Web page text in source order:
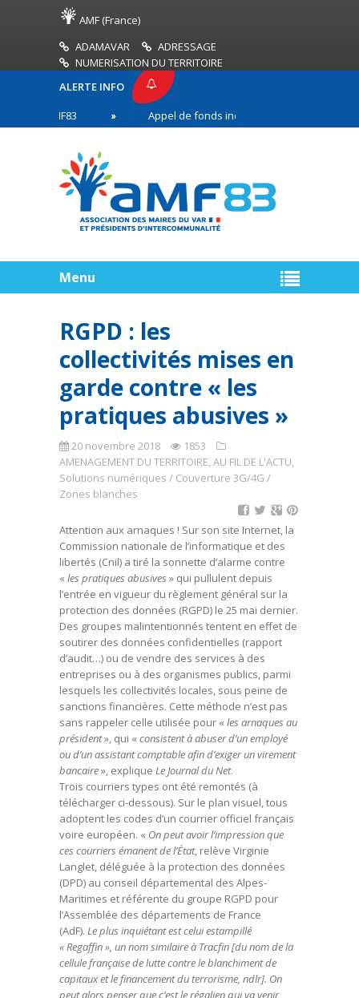
AMF (France)
ADAMAVAR
ADRESSAGE
NUMERISATION DU TERRITOIRE
ALERTE INFO
Appel de fonds incendies de forêt
première ligne
Menu
RGPD : les
collectivités mises en
garde contre « les
pratiques abusives »
20 novembre 2018
1853
AMENAGEMENT DU TERRITOIRE,AU FIL DE L'ACTU,
Solutions numériques / Couverture 3G/4G /
Zones blanches
Attention aux arnaques ! Sur son site Internet, la
Commission nationale de l’informatique et des
libertés (Cnil) a tiré la sonnette d’alarme contre
« les pratiques abusives » qui pullulent depuis
l’entrée en vigueur du règlement général sur la
protection des données (RGPD) le 25 mai dernier.
Des groupes malintentionnés tentent en effet de
soutirer des données confidentielles (rapport
d’audit…) ou de vendre des services à des
entreprises ou à des organismes publics, parmi
lesquels les collectivités locales, sous peine de
sanctions financières. Cette méthode n’est pas
sans rappeler celle utilisée pour « les arnaques au
président», qui « consistent à abuser d’un employé
ou d’un assistant comptable afin d’exiger un virement
bancaire», explique Le Journal du Net.
Trois courriers types ont été remontés (à
télécharger ci-dessous). Sur le plan visuel, tous
adoptent les codes d’un courrier officiel français
voire européen. « On peut avoir l’impression que
ces courriers émanent de l’État, relève Virginie
Langlet, déléguée à la protection des données
(DPD) au conseil départemental des Alpes-
Maritimes et référente du groupe RGPD pour
l’Assemblée des départements de France
(AdF). Le plus inquiétant est celui estampillé
« Regaffin », un nom similaire à Tracfin [du nom de la
cellule française de lutte contre le blanchiment de
capitaux et le financement du terrorisme, ndlr]. On
peut alors penser que c’est le régalien qui va venir